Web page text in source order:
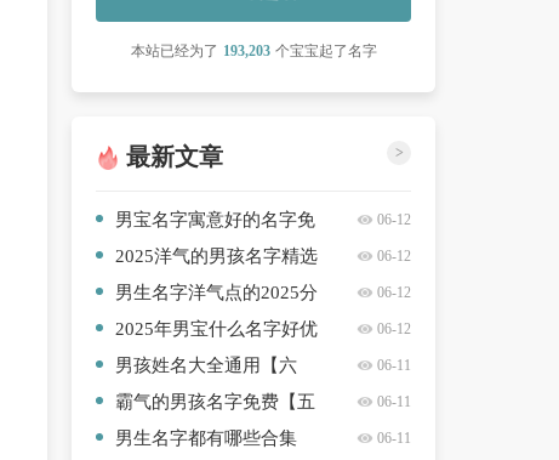
本站已经为了 193,203 个宝宝起了名字
最新文章 >
男宝名字寓意好的名字免
费【3篇】
06-12
2025洋气的男孩名字精选
合集【5篇】
06-12
男生名字洋气点的2025分
享【八篇】
06-12
2025年男宝什么名字好优
选【七篇】
06-12
男孩姓名大全通用【六
篇】
06-11
霸气的男孩名字免费【五
篇】
06-11
男生名字都有哪些合集
06-11